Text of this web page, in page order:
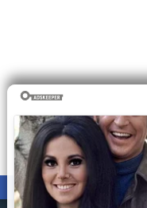
ПРАВООБЛАДАТЕЛЯМ